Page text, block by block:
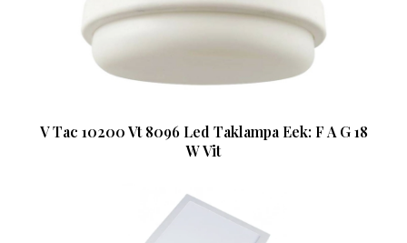
V Tac 10200 Vt 8096 Led Taklampa Eek: F A G 18
W Vit